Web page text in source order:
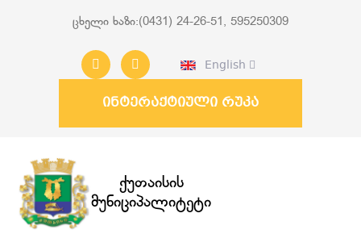
ცხელი ხაზი:(0431) 24-26-51, 595250309
English
ინტერაქტიული რუკა
ქუთაისის
მუნიციპალიტეტი